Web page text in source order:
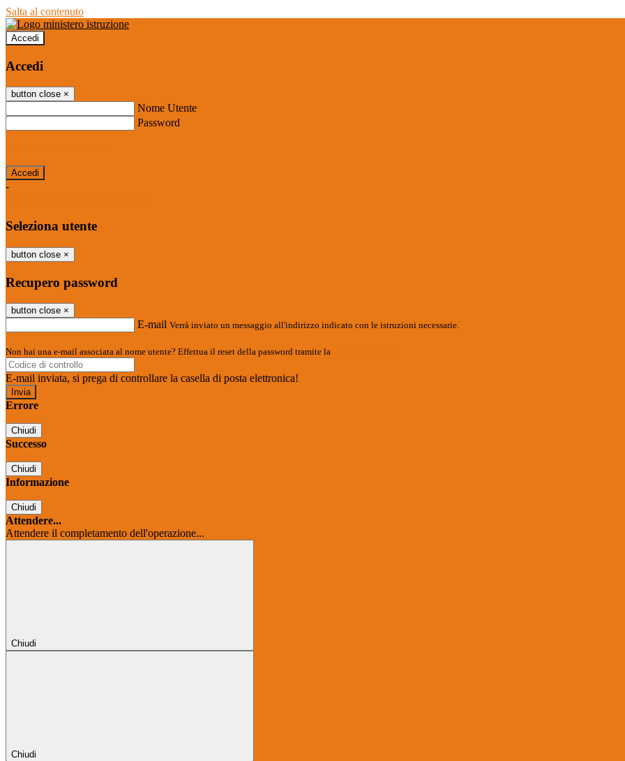
Salta al contenuto
Accedi
Accedi
button close ×
Nome Utente
Password
-
Seleziona utente
button close ×
Recupero password
button close ×
E-mail Verrà inviato un messaggio all'indirizzo indicato con le istruzioni necessarie.
Non hai una e-mail associata al nome utente? Effettua il reset della password tramite la
E-mail inviata, si prega di controllare la casella di posta elettronica!
Errore
Chiudi
Successo
Chiudi
Informazione
Chiudi
Attendere...
Attendere il completamento dell'operazione...
Chiudi
Chiudi